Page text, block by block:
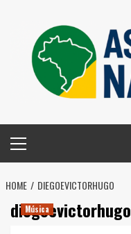
content
Menu
HOME DIEGOEVICTORHUGO
diegoevictorhugo
Música